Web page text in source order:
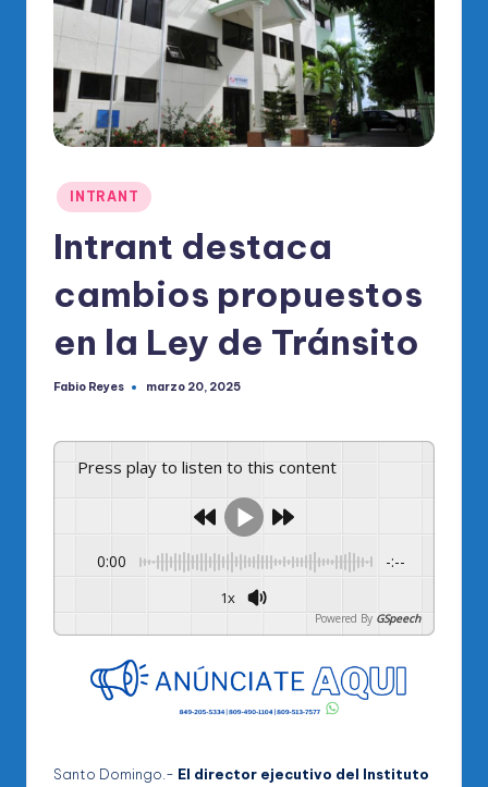
di
o
O
al
R
M
Publicado
en
INTRANT
Intrant destaca
cambios propuestos
en la Ley de Tránsito
Publicado
Fabio Reyes marzo 20, 2025
Press play to listen to this content
0:00 -:--
1x
Powered By GSpeech
Santo Domingo.- El director ejecutivo del Instituto